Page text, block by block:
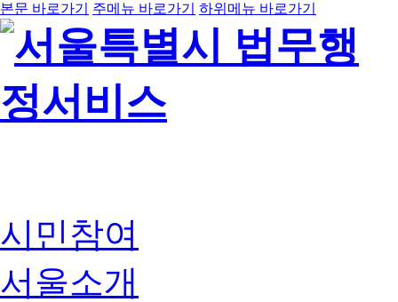
본문 바로가기 주메뉴 바로가기 하위메뉴 바로가기
시민참여
서울소개